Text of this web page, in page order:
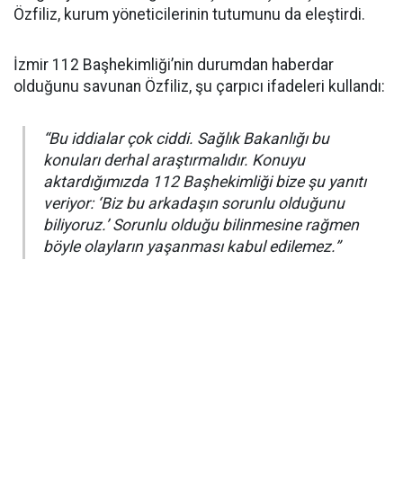
Özfiliz, kurum yöneticilerinin tutumunu da eleştirdi.
İzmir 112 Başhekimliği’nin durumdan haberdar
olduğunu savunan Özfiliz, şu çarpıcı ifadeleri kullandı:
“Bu iddialar çok ciddi. Sağlık Bakanlığı bu
konuları derhal araştırmalıdır. Konuyu
aktardığımızda 112 Başhekimliği bize şu yanıtı
veriyor: ‘Biz bu arkadaşın sorunlu olduğunu
biliyoruz.’ Sorunlu olduğu bilinmesine rağmen
böyle olayların yaşanması kabul edilemez.”